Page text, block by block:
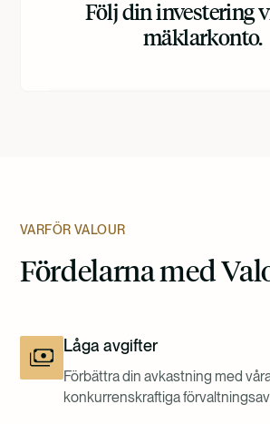
Följ din investering
mäklarkonto.
VARFÖR VALOUR
Fördelarna med
Låga avgifter
Förbättra din avkastning med
konkurrenskraftiga